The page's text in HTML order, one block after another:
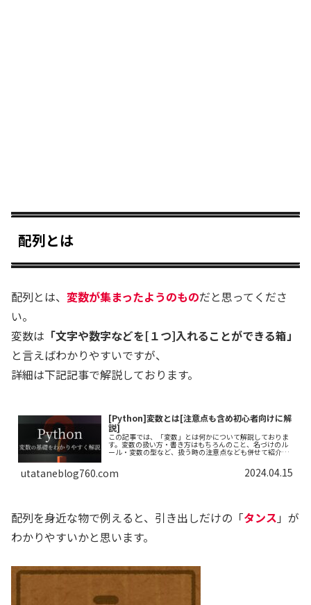
配列とは
配列とは、 変数が集まったようのものだと思ってくださ
い。
変数は 「文字や数字などを[１つ]入れることができる箱」
と言えばわかりやすいですが、
詳細は下記記事で解説しております。
[Python]変数とは[注意点も含め初心者向けに解
説]
この記事では、「変数」とは何かについて解説しておりま
す。変数の扱い方・書き方はもちろんのこと、名づけのル
ール・変数の型など、扱う時の注意点なども併せて紹介し
utataneblog760.com 2024.04.15
配列を身近な物で例えると、引き出しだけの「タンス 」が
わかりやすいかと思います。